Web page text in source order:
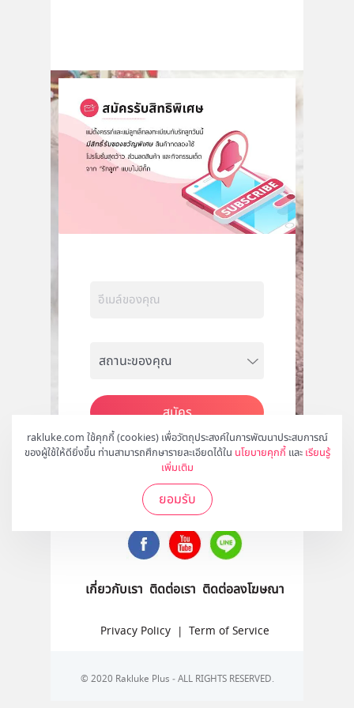
rakluke.com ใช้คุกกี้ (cookies) เพื่อวัตถุประสงค์ในการพัฒนาประสบการณ์
ของผู้ใช้ให้ดียิ่งขึ้น ท่านสามารถศึกษารายละเอียดได้ใน นโยบายคุกกี้ และ เรียนรู้
เพิ่มเติม
ยอมรับ
สมัคร
ติดตามเราได้ที่
เกี่ยวกับเรา ติดต่อเรา ติดต่อลงโฆษณา
Privacy Policy | Term of Service
© 2020 Rakluke Plus - ALL RIGHTS RESERVED.